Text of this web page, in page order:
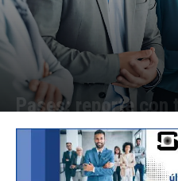
Pases: reporte
Por Cristina Kroll - 28/03/2025 15:30